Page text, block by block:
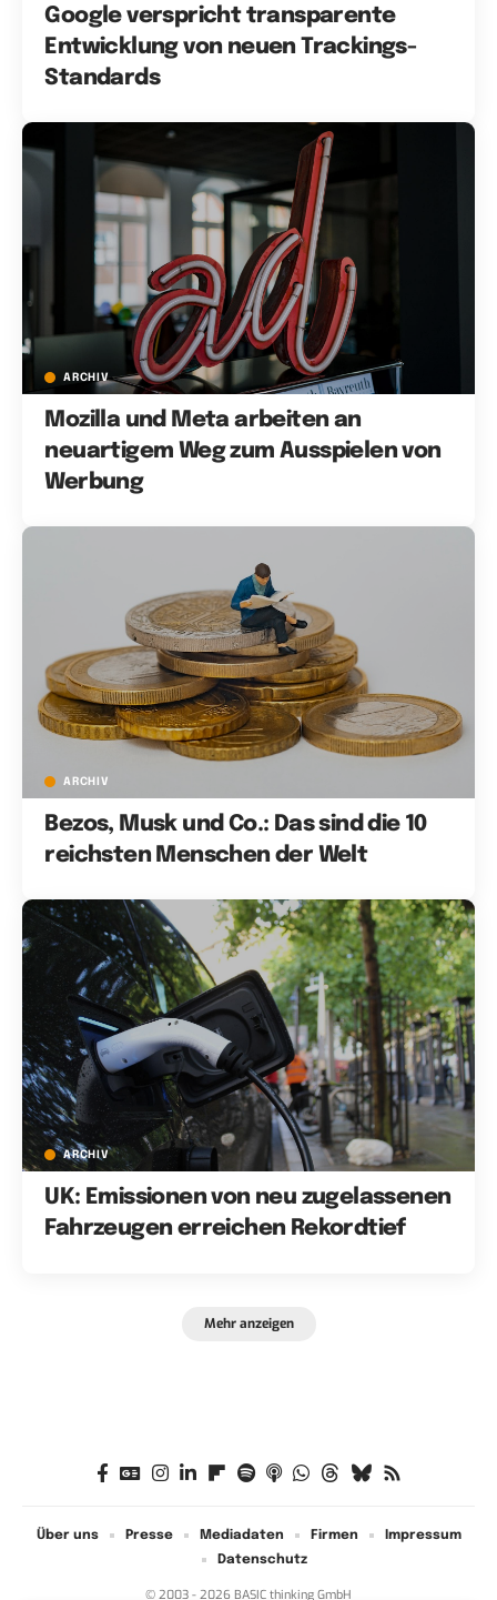
Google verspricht transparente
Entwicklung von neuen Trackings-
Standards
ARCHIV
Mozilla und Meta arbeiten an
neuartigem Weg zum Ausspielen von
Werbung
ARCHIV
Bezos, Musk und Co.: Das sind die 10
reichsten Menschen der Welt
ARCHIV
UK: Emissionen von neu zugelassenen
Fahrzeugen erreichen Rekordtief
Mehr anzeigen
© 2003 - 2026 BASIC thinking GmbH
Über uns Presse Mediadaten Firmen
Impressum
Datenschutz